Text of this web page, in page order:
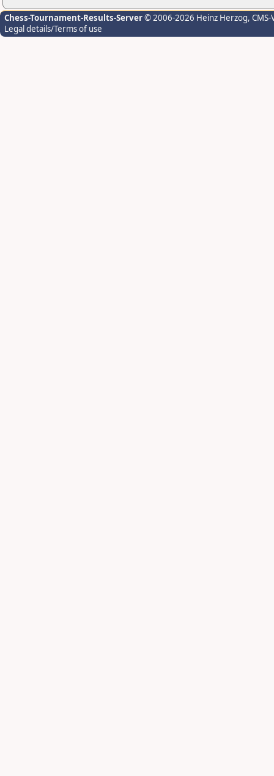
Chess-Tournament-Results-Server© 2006-2026 Heinz Herzog,
Legal details/Terms of use